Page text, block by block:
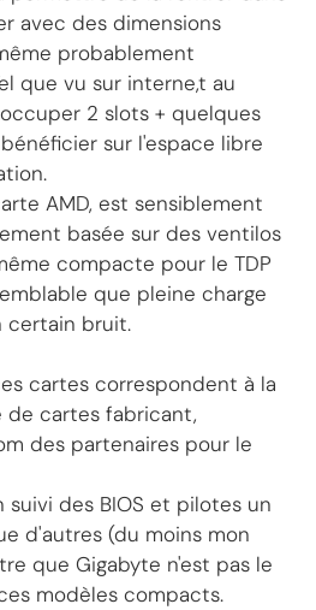
avec des dimensions
probablement
que vu sur interne,t au
2 slots + quelques
sur l'espace libre
AMD, est sensiblement
basée sur des ventilos
compacte pour le TDP
que pleine charge
certain bruit.
cartes correspondent à la
de cartes fabricant,
des partenaires pour le
suivi des BIOS et pilotes un
d'autres (du moins mon
que Gigabyte n'est pas le
modèles compacts.